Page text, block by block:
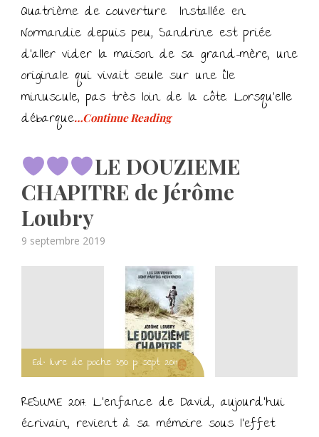
Quatrième de couverture Installée en
Normandie depuis peu, Sandrine est priée
d’aller vider la maison de sa grand-mère, une
originale qui vivait seule sur une île
minuscule, pas très loin de la côte. Lorsqu’elle
débarque…Continue Reading
LE DOUZIEME
CHAPITRE de Jérôme
Loubry
Posted
9 septembre 2019
Ed° livre de poche 350 p sept 2019
RESUME 2017. L’enfance de David, aujourd’hui
écrivain, revient à sa mémoire sous l’effet